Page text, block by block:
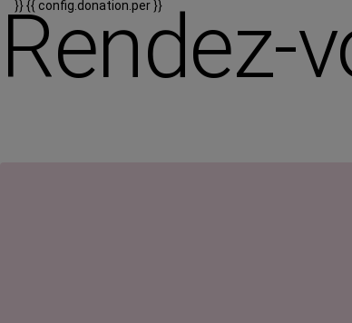
}}{{ config.donation.per }}
Rendez-